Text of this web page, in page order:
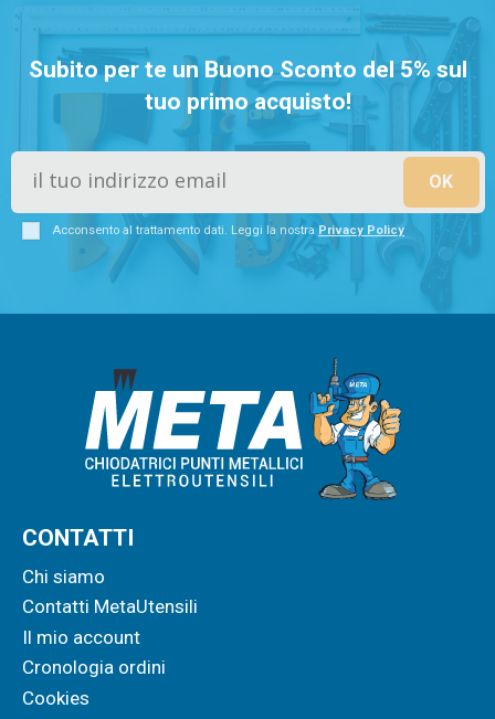
Subito per te un Buono Sconto del 5% sul
tuo primo acquisto!
Acconsento al trattamento dati. Leggi la nostra Privacy Policy
CONTATTI
Chi siamo
Contatti MetaUtensili
Il mio account
Cronologia ordini
Cookies